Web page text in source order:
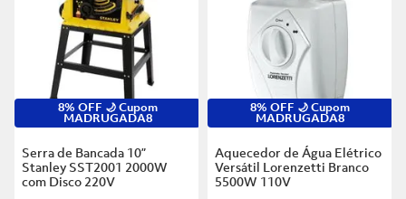
8% OFF 🌙 Cupom
MADRUGADA8
Serra de Bancada 10”
Stanley SST2001 2000W
com Disco 220V
8% OFF 🌙 Cupom
MADRUGADA8
Aquecedor de Água Elétrico
Versátil Lorenzetti Branco
5500W 110V